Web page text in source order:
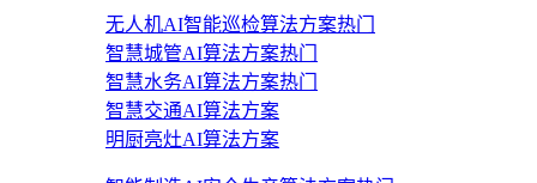
无人机AI智能巡检算法方案热门
智慧城管AI算法方案热门
智慧水务AI算法方案热门
智慧交通AI算法方案
明厨亮灶AI算法方案